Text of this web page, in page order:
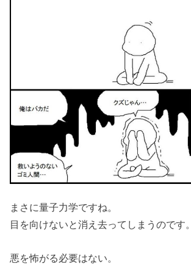
まさに量子力学ですね。
目を向けないと消え去ってしまうのです。
悪を怖がる必要はない。